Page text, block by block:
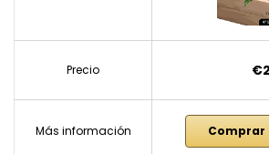
Precio
Más información Comprar